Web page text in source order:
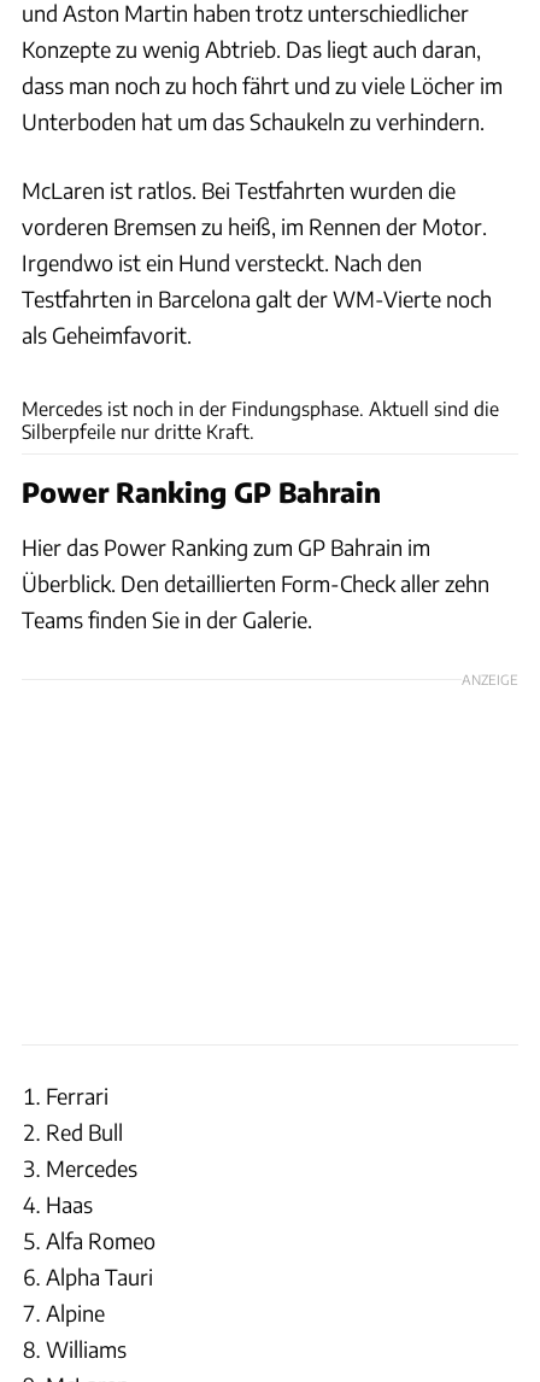
und Aston Martin haben trotz unterschiedlicher
Konzepte zu wenig Abtrieb. Das liegt auch daran,
dass man noch zu hoch fährt und zu viele Löcher im
Unterboden hat um das Schaukeln zu verhindern.
McLaren ist ratlos. Bei Testfahrten wurden die
vorderen Bremsen zu heiß, im Rennen der Motor.
Irgendwo ist ein Hund versteckt. Nach den
Testfahrten in Barcelona galt der WM-Vierte noch
als Geheimfavorit.
Mercedes ist noch in der Findungsphase. Aktuell sind die
Silberpfeile nur dritte Kraft.
Power Ranking GP Bahrain
Hier das Power Ranking zum GP Bahrain im
Überblick. Den detaillierten Form-Check aller zehn
Teams finden Sie in der Galerie.
ANZEIGE
Ferrari
Red Bull
Mercedes
Haas
Alfa Romeo
Alpha Tauri
Alpine
Williams